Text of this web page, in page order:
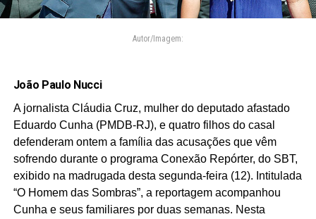
Autor/Imagem:
João Paulo Nucci
A jornalista Cláudia Cruz, mulher do deputado afastado
Eduardo Cunha (PMDB-RJ), e quatro filhos do casal
defenderam ontem a família das acusações que vêm
sofrendo durante o programa Conexão Repórter, do SBT,
exibido na madrugada desta segunda-feira (12). Intitulada
“O Homem das Sombras”, a reportagem acompanhou
Cunha e seus familiares por duas semanas. Nesta